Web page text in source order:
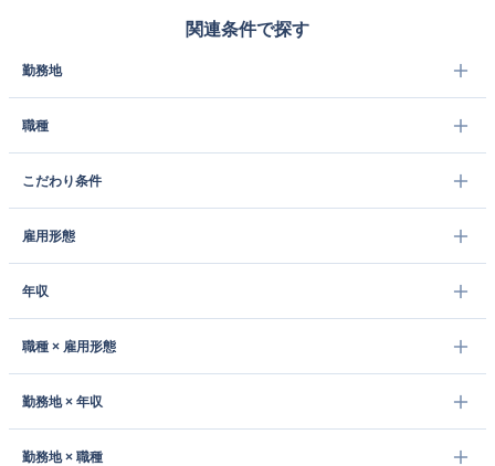
関連条件で探す
勤務地
職種
こだわり条件
雇用形態
年収
職種 × 雇用形態
勤務地 × 年収
勤務地 × 職種